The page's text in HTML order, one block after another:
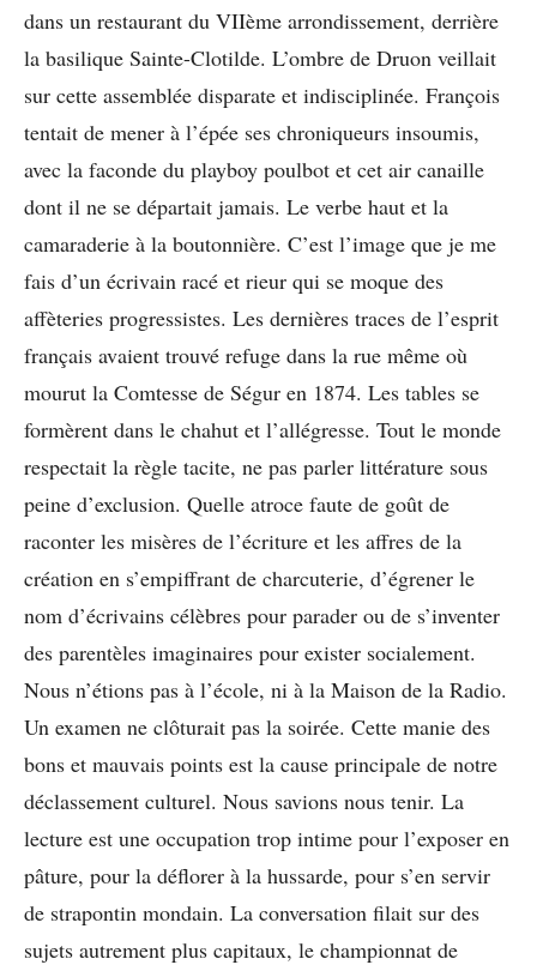
dans un restaurant du VIIème arrondissement, derrière
la basilique Sainte-Clotilde. L’ombre de Druon veillait
sur cette assemblée disparate et indisciplinée. François
tentait de mener à l’épée ses chroniqueurs insoumis,
avec la faconde du playboy poulbot et cet air canaille
dont il ne se départait jamais. Le verbe haut et la
camaraderie à la boutonnière. C’est l’image que je me
fais d’un écrivain racé et rieur qui se moque des
affèteries progressistes. Les dernières traces de l’esprit
français avaient trouvé refuge dans la rue même où
mourut la Comtesse de Ségur en 1874. Les tables se
formèrent dans le chahut et l’allégresse. Tout le monde
respectait la règle tacite, ne pas parler littérature sous
peine d’exclusion. Quelle atroce faute de goût de
raconter les misères de l’écriture et les affres de la
création en s’empiffrant de charcuterie, d’égrener le
nom d’écrivains célèbres pour parader ou de s’inventer
des parentèles imaginaires pour exister socialement.
Nous n’étions pas à l’école, ni à la Maison de la Radio.
Un examen ne clôturait pas la soirée. Cette manie des
bons et mauvais points est la cause principale de notre
déclassement culturel. Nous savions nous tenir. La
lecture est une occupation trop intime pour l’exposer en
pâture, pour la déflorer à la hussarde, pour s’en servir
de strapontin mondain. La conversation filait sur des
sujets autrement plus capitaux, le championnat de